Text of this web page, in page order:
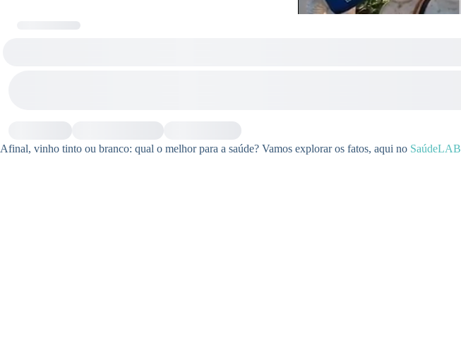
Afinal, vinho tinto ou branco: qual o melhor para a saúde? Vamos explorar os fatos, aqui no SaúdeLAB